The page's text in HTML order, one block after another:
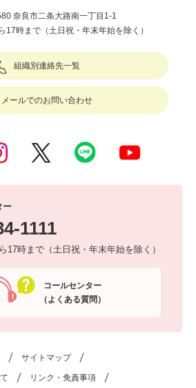
奈良市二条大路南一丁目1-1
17時まで（土日祝・年末年始を除く）
組織別連絡先一覧
メールでのお問い合わせ
ー
1111
17時まで（土日祝・年末年始を除く）
コールセンター
（よくある質問）
サイトマップ
リンク・免責事項